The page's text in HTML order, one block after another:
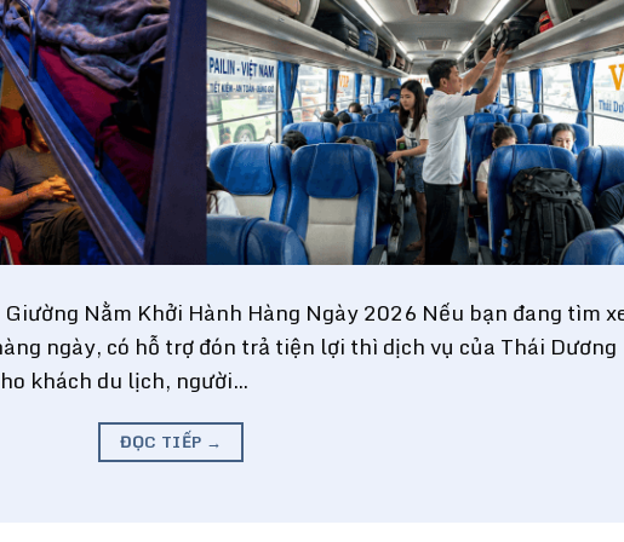
Nằm Khởi Hành Hàng Ngày 2026 Nếu bạn đang tìm
ngày, có hỗ trợ đón trả tiện lợi thì dịch vụ của Thái Dương
khách du lịch, người…
ĐỌC TIẾP →